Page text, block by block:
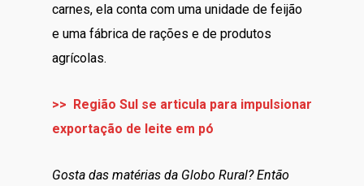
carnes, ela conta com uma unidade de feijão
e uma fábrica de rações e de produtos
agrícolas.
>> Região Sul se articula para impulsionar
exportação de leite em pó
Gosta das matérias da Globo Rural? Então